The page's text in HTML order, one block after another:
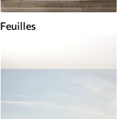
Feuilles